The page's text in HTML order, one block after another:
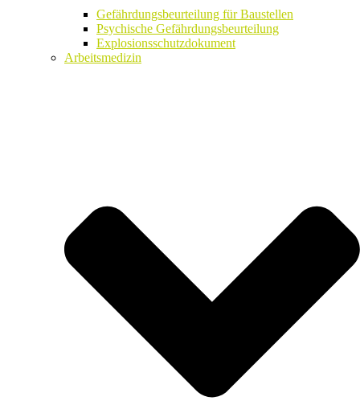
Gefährdungsbeurteilung für Baustellen
Psychische Gefährdungsbeurteilung
Explosionsschutzdokument
Arbeitsmedizin